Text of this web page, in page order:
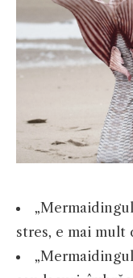
stres, e mai mult